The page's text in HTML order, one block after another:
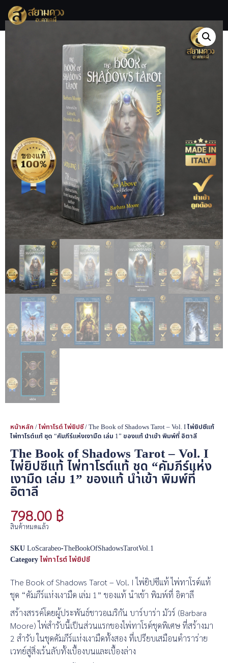
หน้าหลัก /ไพ่ทาโรต์ ไพ่ยิปซี/ The Book of Shadows Tarot – Vol. I ไพ่ยิปซีแท้
ไพ่ทาโรต์แท้ ชุด “คัมภีร์แห่งเงามืด เล่ม 1” ของแท้ นำเข้า พิมพ์ที่ อิตาลี
The Book of Shadows Tarot – Vol. I
ไพ่ยิปซีแท้ ไพ่ทาโรต์แท้ ชุด “คัมภีร์แห่ง
เงามืด เล่ม 1” ของแท้ นำเข้า พิมพ์ที่
อิตาลี
798.00 ฿
สินค้าหมดแล้ว
SKULoScarabeo-TheBookOfShadowsTarotVol.1
Categoryไพ่ทาโรต์ ไพ่ยิปซี
The Book of Shadows Tarot – Vol. I ไพ่ยิปซีแท้ ไพ่ทาโรต์แท้
ชุด “คัมภีร์แห่งเงามืด เล่ม 1” ของแท้ นำเข้า พิมพ์ที่ อิตาลี
สร้างสรรค์โดยผู้ประพันธ์ชาวอเมริกัน บาร์บาร่า มัวร์ (Barbara
Moore) ไพ่สำรับนี้เป็นส่วนแรกของไพ่ทาโรต์ชุดพิเศษ ที่สร้างมา
2 สำรับ ในชุดคัมภีร์แห่งเงามืดทั้งสอง ที่เปรียบเสมือนตำราร่าย
เวทย์สู่สิ่งเร้นลับทั้งเบื้องบนและเบื้องล่าง